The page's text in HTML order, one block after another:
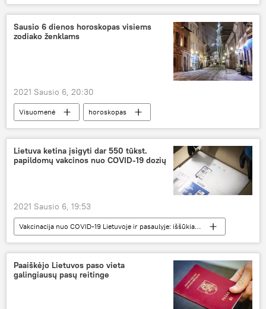
vakcina
Pfizer/BioNTech
koronavirusas
COVID-19
Sausio 6 dienos horoskopas visiems
zodiako ženklams
2021 Sausio 6, 20:30
Visuomenė horoskopas
Lietuva ketina įsigyti dar 550 tūkst.
papildomų vakcinos nuo COVID-19 dozių
2021 Sausio 6, 19:53
Vakcinacija nuo COVID-19 Lietuvoje ir pasaulyje: iššūkiai ir pažanga
Visuomenė
vakcina
Pfizer/BioNTech
koronavirusas
COVID-19 Lietuva
Paaiškėjo Lietuvos paso vieta
galingiausų pasų reitinge